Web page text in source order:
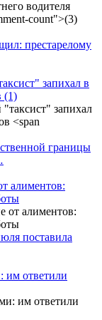
престарелому
запихал в
(1)
границы
алиментов:
поставила
им ответили